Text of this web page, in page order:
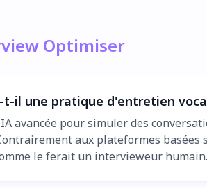
Optimiser
il une pratique d'entretien
avancée pour simuler des
aux plateformes
le ferait un intervieweur humain.